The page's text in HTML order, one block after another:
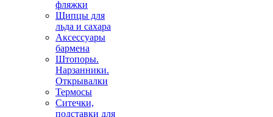
фляжки
Щипцы для
льда и сахара
Аксессуары
бармена
Штопоры.
Нарзанники.
Открывалки
Термосы
Ситечки,
подставки для